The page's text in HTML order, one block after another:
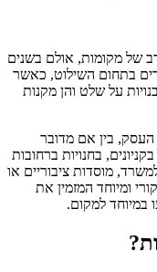
של מקומות, אולם בשנים
בתחום השילוט, כאשר
על שלט והן מקנות
בין אם מדובר
בחנויות ברחובות
מוסדות ציבוריים או
ומיוחד המזמין את
במיוחד למקום.